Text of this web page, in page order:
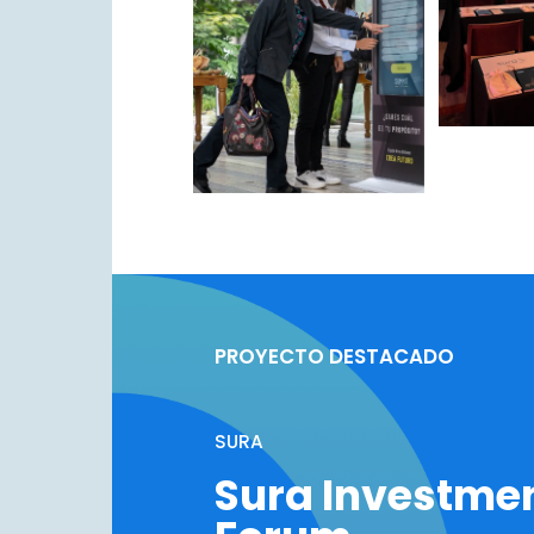
PROYECTO DESTACADO
SURA
Sura